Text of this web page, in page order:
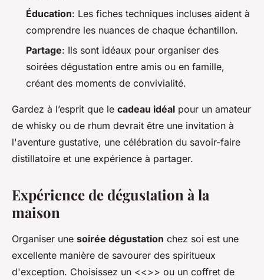
Éducation: Les fiches techniques incluses aident à
comprendre les nuances de chaque échantillon.
Partage: Ils sont idéaux pour organiser des
soirées dégustation entre amis ou en famille,
créant des moments de convivialité.
Gardez à l’esprit que le cadeau idéal pour un amateur
de whisky ou de rhum devrait être une invitation à
l'aventure gustative, une célébration du savoir-faire
distillatoire et une expérience à partager.
Expérience de dégustation à la
maison
Organiser une soirée dégustation chez soi est une
excellente manière de savourer des spiritueux
d'exception. Choisissez un <<>> ou un coffret de